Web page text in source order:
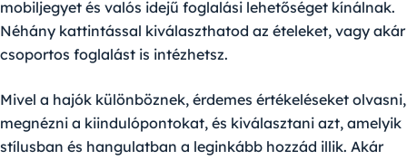
mobiljegyet és valós idejű foglalási lehetőséget kínálnak.
Néhány kattintással kiválaszthatod az ételeket, vagy akár
csoportos foglalást is intézhetsz.
Mivel a hajók különböznek, érdemes értékeléseket olvasni,
megnézni a kiindulópontokat, és kiválasztani azt, amelyik
stílusban és hangulatban a leginkább hozzád illik. Akár